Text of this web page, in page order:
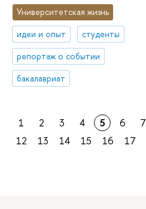
Университетская жизнь
идеи и опыт
студенты
репортаж о событии
бакалавриат
1 2 3 4 5 6 7
12
13 14 15 16 17